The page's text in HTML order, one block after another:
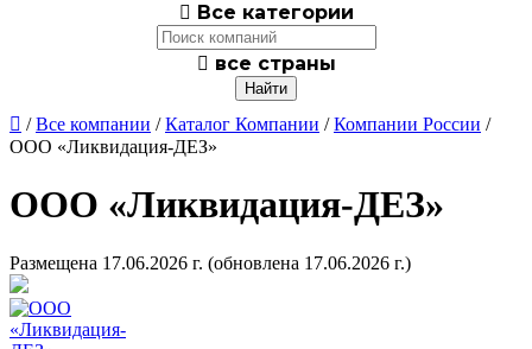
 Все категории
 все страны
 /Все компании /Каталог Компании /Компании России /
ООО «Ликвидация-ДЕЗ»
ООО «Ликвидация-ДЕЗ»
Размещена 17.06.2026 г. (обновлена 17.06.2026 г.)